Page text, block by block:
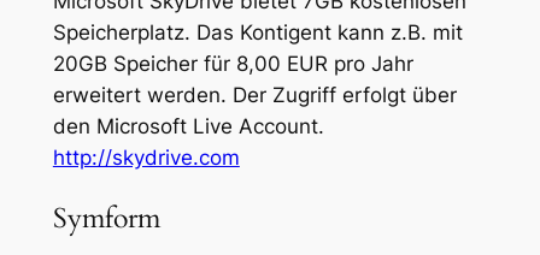
Speicherplatz. Das Kontigent kann z.B. mit
20GB Speicher für 8,00 EUR pro Jahr
erweitert werden. Der Zugriff erfolgt über
den Microsoft Live Account.
http://skydrive.com
Symform